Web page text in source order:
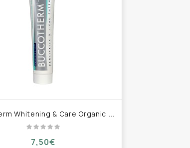
B
uccotherm Whitening & Care Organic Toothpaste Οργανική Οδοντόκρεμα Λεύκανσης 75ml
7,50€